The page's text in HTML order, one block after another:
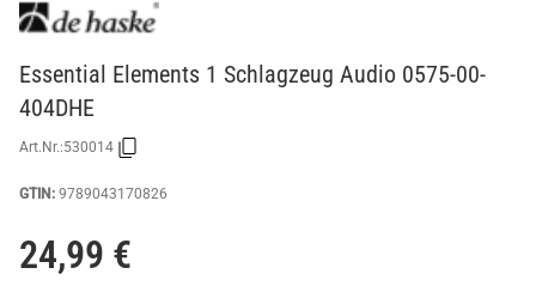
Essential Elements 1 Schlagzeug Audio 0575-00-
404DHE
Art.Nr.:530014
GTIN: 9789043170826
24,99 €